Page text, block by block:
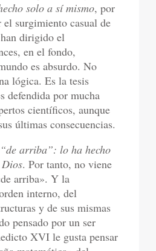
solo a sí mismo, por
el surgimiento casual de
dirigido el
en el fondo,
es absurdo. No
lógica. Es la tesis
defendida por mucha
científicos, aunque
últimas consecuencias.
arriba”: lo ha hecho
. Por tanto, no viene
arriba». Y la
interno, del
y de sus mismas
pensado por un ser
XVI le gusta pensar